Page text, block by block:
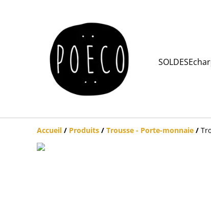
SOLDES
Accueil / Produits / Trousse - Porte-monnaie /